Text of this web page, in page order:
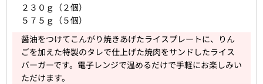
２３０ｇ（２個）
５７５ｇ（５個）
醤油をつけてこんがり焼きあげたライスプレートに、りん
ごを加えた特製のタレで仕上げた焼肉をサンドしたライス
バーガーです。電子レンジで温めるだけで手軽にお楽しみい
ただけます。